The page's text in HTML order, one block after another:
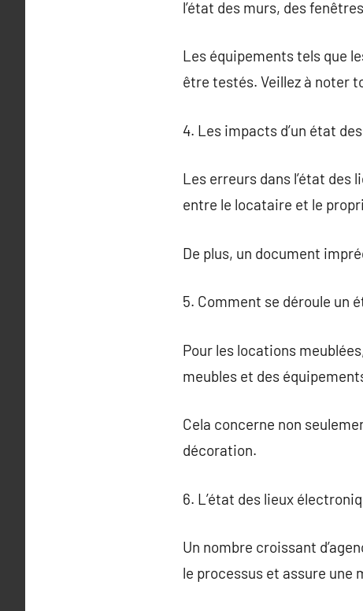
l’état des murs, des
Les équipements tels que
être testés. Veillez à noter
4. Les impacts d’un état
Les erreurs dans l’état des
entre le locataire et le
De plus, un document
5. Comment se déroule un
Pour les locations
meubles et des
Cela concerne non
décoration.
6. L’état des lieux
Un nombre croissant
le processus et assure une